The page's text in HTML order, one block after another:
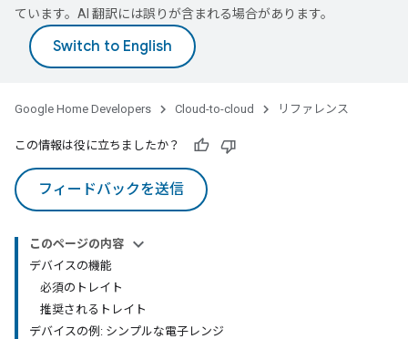
ています。AI 翻訳には誤りが含まれる場合があります。
Google Home Developers Cloud-to-cloud リファレンス
この情報は役に立ちましたか？
フィードバックを送信
このページの内容
デバイスの機能
必須のトレイト
推奨されるトレイト
デバイスの例: シンプルな電子レンジ